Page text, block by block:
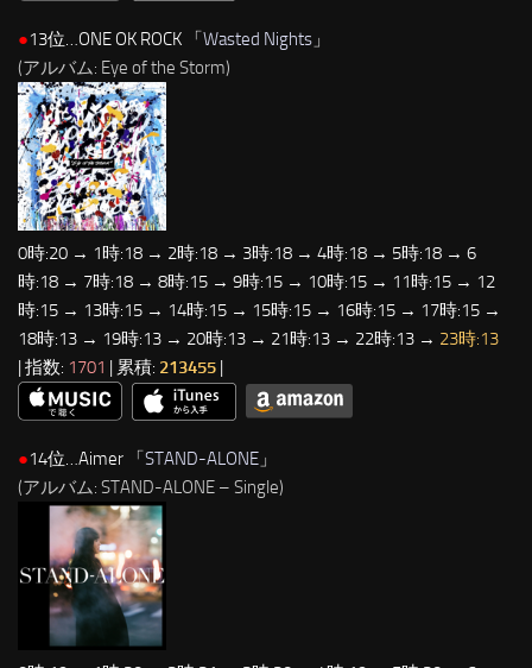
●13位…ONE OK ROCK 「 Wasted Nights 」
(アルバム: Eye of the Storm)
0時:20 → 1時:18 → 2時:18 → 3時:18 → 4時:18 → 5時:18 → 6
時:18 → 7時:18 → 8時:15 → 9時:15 → 10時:15 → 11時:15 → 12
時:15 → 13時:15 → 14時:15 → 15時:15 → 16時:15 → 17時:15 →
18時:13 → 19時:13 → 20時:13 → 21時:13 → 22時:13 → 23時:13
| 指数: 1701 | 累積: 213455
●14位…Aimer 「STAND-ALONE 」
(アルバム: STAND-ALONE – Single)